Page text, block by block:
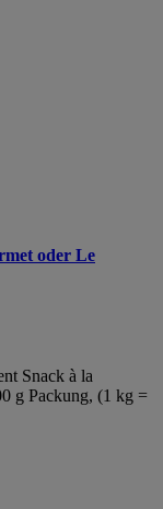
oder Le
Snack à la
g Packung, (1 kg =